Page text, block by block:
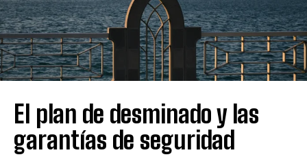
El plan de desminado y las
garantías de seguridad